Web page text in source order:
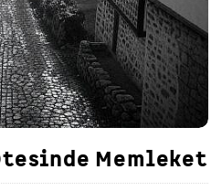
Memleket